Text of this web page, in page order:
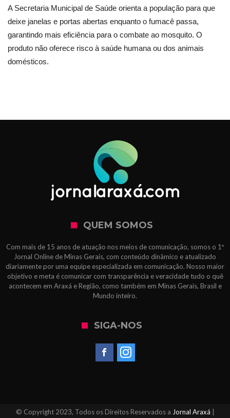
A Secretaria Municipal de Saúde orienta a população para que
deixe janelas e portas abertas enquanto o fumacê passa,
garantindo mais eficiência para o combate ao mosquito. O
produto não oferece risco à saúde humana ou dos animais
domésticos.
QUEM SOMOS
Com mais de 15 anos de atuação nos meios de comunicação, somos o 1º
Jornal Online de Minas Gerais, com conteúdo dinâmico e atualizado
diariamente por uma equipe especializada em comunicação. Nosso maior
objetivo e meta é comunicar com transparência e veracidade tudo o quê
acontecem em Araxá e Região, como também em Minas Gerais, Brasil e
Mundo inteiro.
SIGA-NOS
© Copyright 2023, Todos os Direitos Reservados a Jornal Araxá